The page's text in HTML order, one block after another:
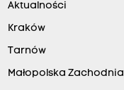
Aktualności
Kraków
Tarnów
Małopolska Zachodnia